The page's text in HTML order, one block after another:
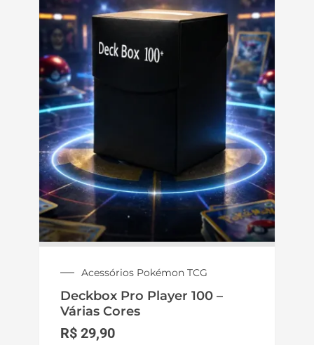
Acessórios Pokémon TCG
Deckbox Pro Player 100 –
Várias Cores
R$ 29,90